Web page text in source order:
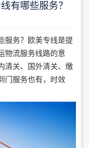
有哪些服务？
服务？欧美专线是提
物流服务线路的意
清关、国外清关、缴
门服务也有，时效